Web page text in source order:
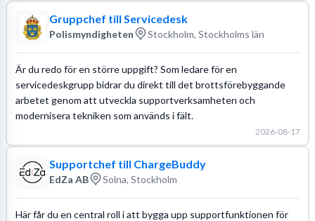
Gruppchef till Servicedesk
Polismyndigheten Stockholm, Stockholms län
Är du redo för en större uppgift? Som ledare för en
servicedeskgrupp bidrar du direkt till det brottsförebyggande
arbetet genom att utveckla supportverksamheten och
modernisera tekniken som används i fält.
2026-08-17
Supportchef till ChargeBuddy
EdZa AB Solna, Stockholm
Här får du en central roll i att bygga upp supportfunktionen för